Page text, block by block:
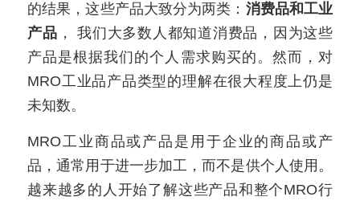
废旧家电拆解解决方案
商超快递配送解决方案
知识奕优
Lean Manufacturing（精益生产和管理）
新闻动态
联系我们
的结果，这些产品大致分为两类： 消费品和工业
产品 ， 我们大多数人都知道消费品，因为这些
产品是根据我们的个人需求购买的。然而，对
MRO工业品产品类型的理解在很大程度上仍是
未知数。
MRO工业商品或产品是用于企业的商品或产
品，通常用于进一步加工，而不是供个人使用。
越来越多的人开始了解这些产品和整个MRO行